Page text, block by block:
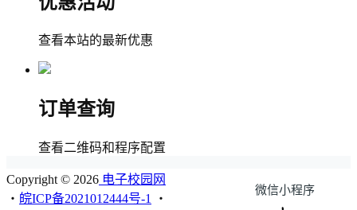
查看本站的最新优惠
订单查询
查看二维码和程序配置
微信小程序
Copyright © 2026 电子校园网
・ 皖ICP备2021012444号-1 ・